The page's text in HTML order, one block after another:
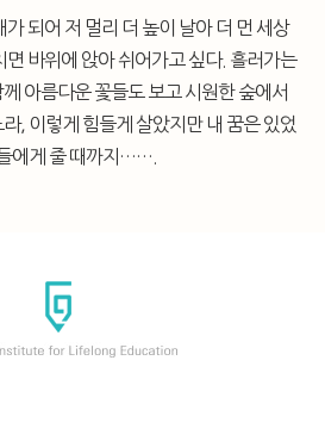
되어 저 멀리 더 높이 날아 더 먼 세상
면 바위에 앉아 쉬어가고 싶다. 흘러가는
아름다운 꽃들도 보고 시원한 숲에서
, 이렇게 힘들게 살았지만 내 꿈은 있었
에게 줄 때까지…….